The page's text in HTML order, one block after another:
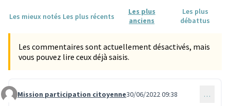
Les mieux notés Les plus récents
Les plus
anciens
Les plus
débattus
Les commentaires sont actuellement désactivés, mais
vous pouvez lire ceux déjà saisis.
Commentaire 1940
Mission participation citoyenne30/06/2022 09:38 …